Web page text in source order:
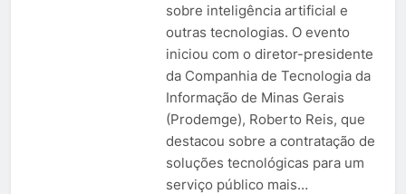
sobre inteligência artificial e
outras tecnologias. O evento
iniciou com o diretor-presidente
da Companhia de Tecnologia da
Informação de Minas Gerais
(Prodemge), Roberto Reis, que
destacou sobre a contratação de
soluções tecnológicas para um
serviço público mais…